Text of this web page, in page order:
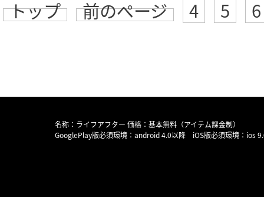
トップ 前のページ 4 5 6
名称：ライフアフター 価格：基本無料（アイテム課金制）
GooglePlay版必須環境：android 4.0以降 iOS版必須環境：ios